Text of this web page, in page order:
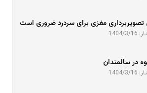
تصویربرداری مغزی برای سردرد ضروری است
3/16
در سالمندان
3/16